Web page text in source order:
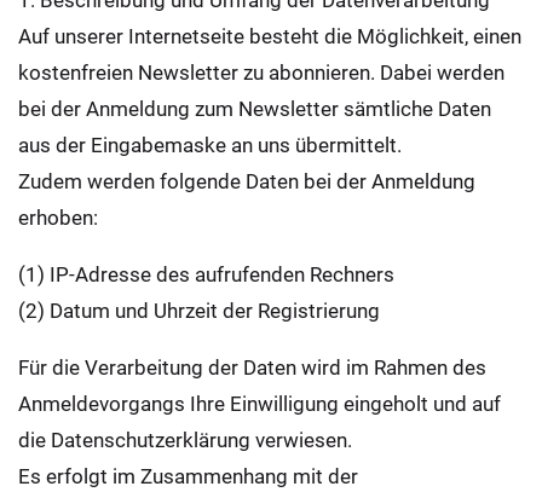
Auf unserer Internetseite besteht die Möglichkeit, einen
kostenfreien Newsletter zu abonnieren. Dabei werden
bei der Anmeldung zum Newsletter sämtliche Daten
aus der Eingabemaske an uns übermittelt.
Zudem werden folgende Daten bei der Anmeldung
erhoben:
(1) IP-Adresse des aufrufenden Rechners
(2) Datum und Uhrzeit der Registrierung
Für die Verarbeitung der Daten wird im Rahmen des
Anmeldevorgangs Ihre Einwilligung eingeholt und auf
die Datenschutzerklärung verwiesen.
Es erfolgt im Zusammenhang mit der